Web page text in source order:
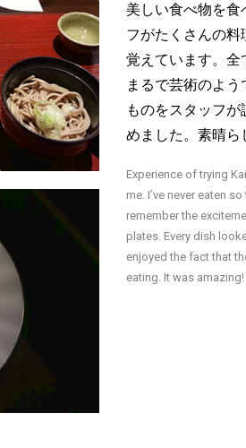
美しい食べ物を食
フがたくさんの
覚えています。全
まるで芸術のよ
ものをスタッフ
めました。素晴ら
Experience of trying
me. I’ve never eaten
remember the
plates. Every dish
enjoyed the fact that
eating. It was amazing!